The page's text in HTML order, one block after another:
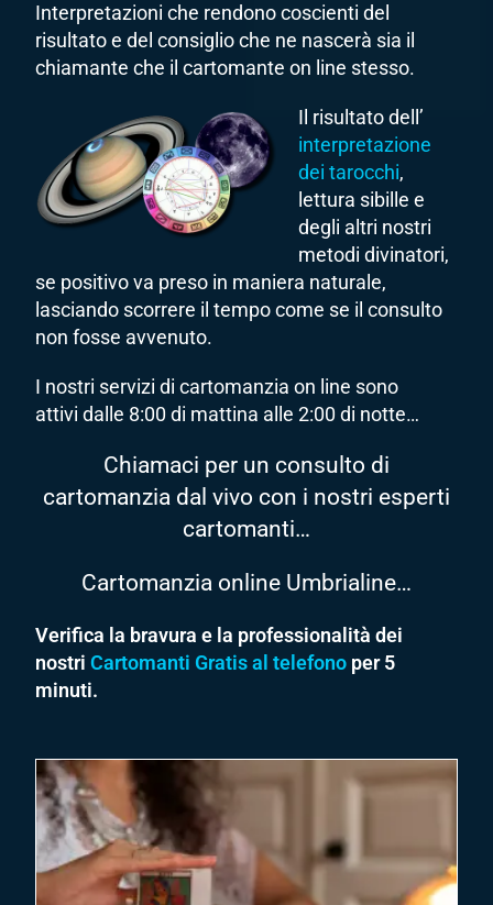
Interpretazioni che rendono coscienti del
risultato e del consiglio che ne nascerà sia il
chiamante che il cartomante on line stesso.
Il risultato dell’
interpretazione
dei tarocchi,
lettura sibille e
degli altri nostri
metodi divinatori,
se positivo va preso in maniera naturale,
lasciando scorrere il tempo come se il consulto
non fosse avvenuto.
I nostri servizi di cartomanzia on line sono
attivi dalle 8:00 di mattina alle 2:00 di notte…
Chiamaci per un consulto di
cartomanzia dal vivo con i nostri esperti
cartomanti…
Cartomanzia online Umbrialine…
Verifica la bravura e la professionalità dei
nostriCartomanti Gratis al telefono per 5
minuti.